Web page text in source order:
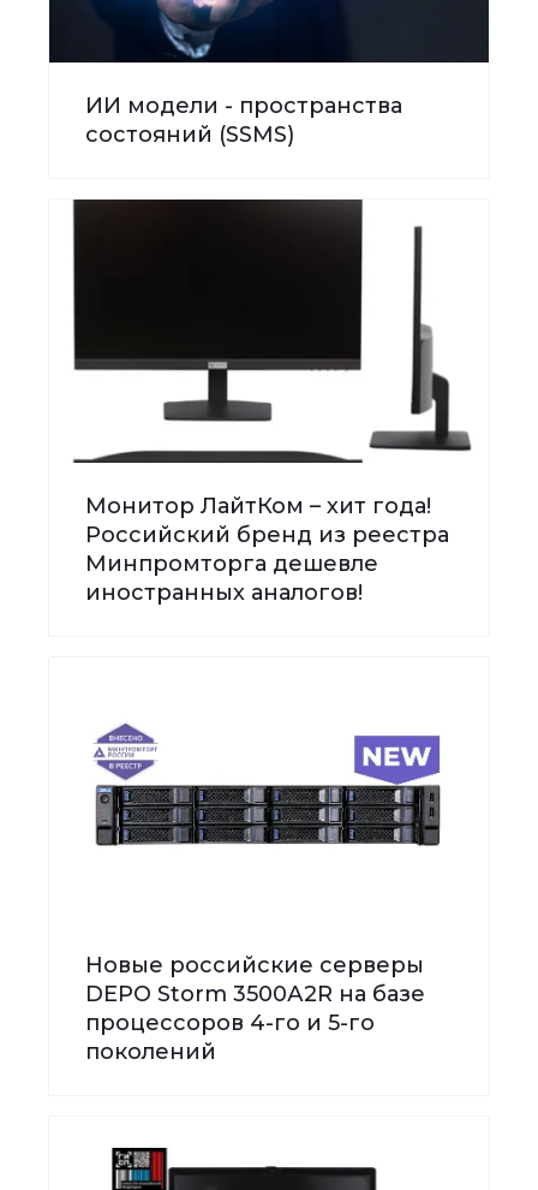
ИИ модели - пространства
состояний (SSMS)
Монитор ЛайтКом – хит года!
Российский бренд из реестра
Минпромторга дешевле
иностранных аналогов!
Новые российские серверы
DEPO Storm 3500А2R на базе
процессоров 4-го и 5-го
поколений